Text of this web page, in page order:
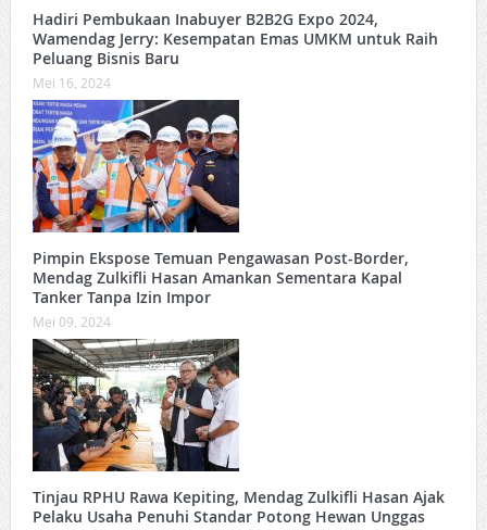
Hadiri Pembukaan Inabuyer B2B2G Expo 2024,
Wamendag Jerry: Kesempatan Emas UMKM untuk Raih
Peluang Bisnis Baru
Mei 16, 2024
Pimpin Ekspose Temuan Pengawasan Post-Border,
Mendag Zulkifli Hasan Amankan Sementara Kapal
Tanker Tanpa Izin Impor
Mei 09, 2024
Tinjau RPHU Rawa Kepiting, Mendag Zulkifli Hasan Ajak
Pelaku Usaha Penuhi Standar Potong Hewan Unggas